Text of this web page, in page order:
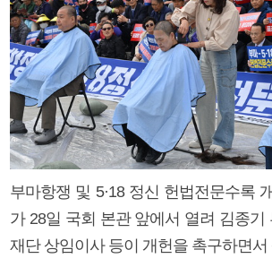
부마항쟁 및 5·18 정신 헌법전문수록
가 28일 국회 본관 앞에서 열려 김종기
재단 상임이사 등이 개헌을 촉구하면